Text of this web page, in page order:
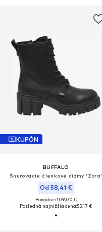
KUPÓN
BUFFALO
Šnurovacie členkové čižmy 'Zora'
Od 58,41 €
Pôvodne: 109,00 €
Posledná najnižšia cena:55,17 €